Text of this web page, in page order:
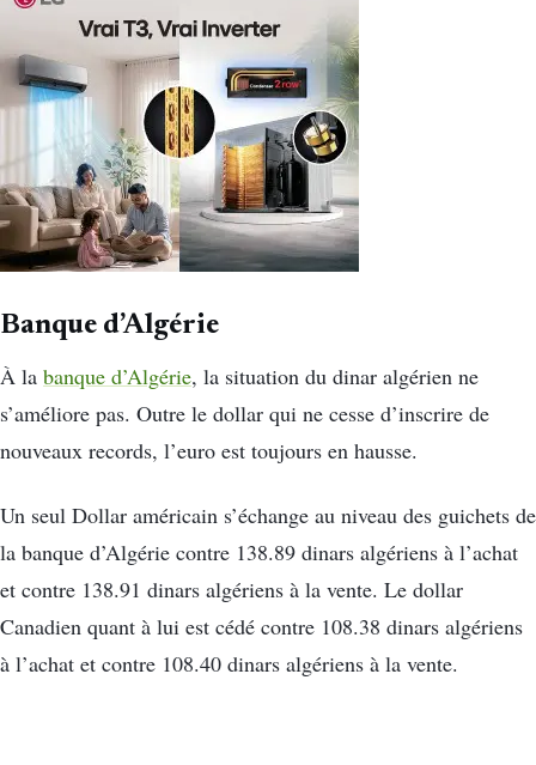
Banque d’Algérie
À la banque d’Algérie, la situation du dinar algérien ne
s’améliore pas. Outre le dollar qui ne cesse d’inscrire de
nouveaux records, l’euro est toujours en hausse.
Un seul Dollar américain s’échange au niveau des guichets de
la banque d’Algérie contre 138.89 dinars algériens à l’achat
et contre 138.91 dinars algériens à la vente. Le dollar
Canadien quant à lui est cédé contre 108.38 dinars algériens
à l’achat et contre 108.40 dinars algériens à la vente.